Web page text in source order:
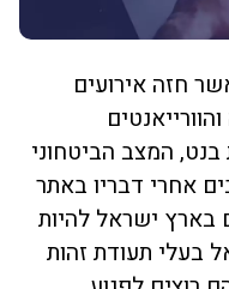
חזה אירועים
המצב הביטחוני
אחרי דבריו באתר
בארץ ישראל להיות
בעלי תעודת זהות